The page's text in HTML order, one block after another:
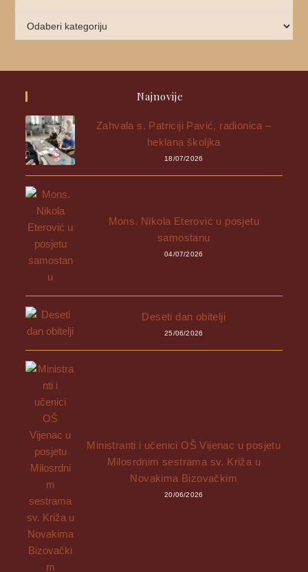
Najnovije
Zahvala s. Patriciji Pavić, radionica –
heklana školjka
18/07/2026
Mons. Nikola Eterović u posjetu
samostanu
04/07/2026
Deseti dan obitelji
25/06/2026
Ministranti i učenici OŠ Vijenac u posjetu
Milosrdnim sestrama sv. Križa u
Novakima Bizovačkim
20/06/2026